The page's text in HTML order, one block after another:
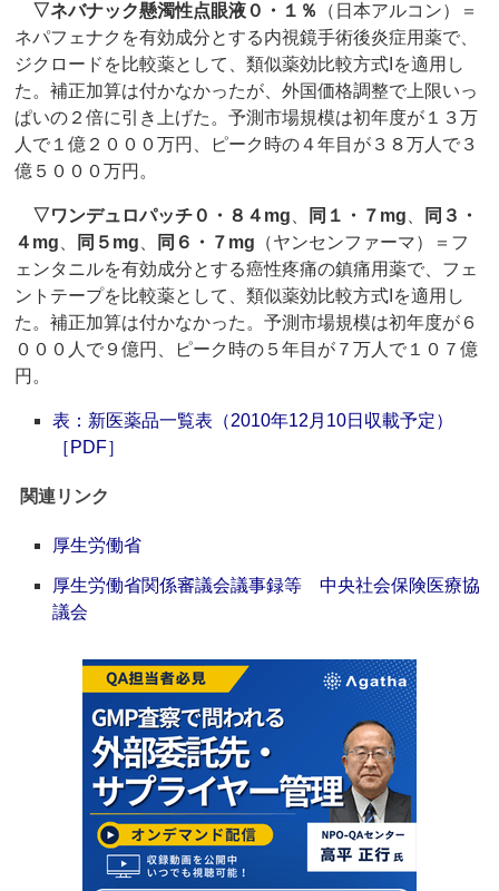
▽ネバナック懸濁性点眼液０・１％
（日本アルコン）＝
ネパフェナクを有効成分とする内視鏡手術後炎症用薬で、
ジクロードを比較薬として、類似薬効比較方式Iを適用し
た。補正加算は付かなかったが、外国価格調整で上限いっ
ぱいの２倍に引き上げた。予測市場規模は初年度が１３万
人で１億２０００万円、ピーク時の４年目が３８万人で３
億５０００万円。
▽ワンデュロパッチ０・８４mg 同１・７mg
同３・
４mg
同５mg 同６・７mg （ヤンセンファーマ）＝フ
ェンタニルを有効成分とする癌性疼痛の鎮痛用薬で、フェ
ントテープを比較薬として、類似薬効比較方式Iを適用し
た。補正加算は付かなかった。予測市場規模は初年度が６
０００人で９億円、ピーク時の５年目が７万人で１０７億
円。
表：新医薬品一覧表（2010年12月10日収載予定）
［PDF］
関連リンク
厚生労働省
厚生労働省関係審議会議事録等 中央社会保険医療協
議会